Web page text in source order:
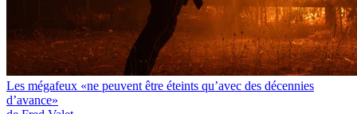
Les mégafeux «ne peuvent être éteints qu’avec des décennies
d’avance»